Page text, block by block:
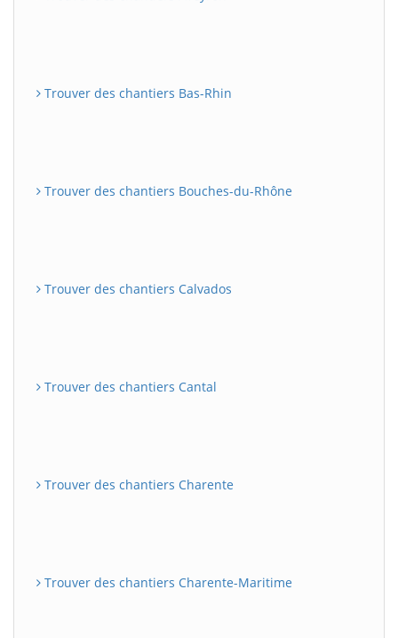
Trouver des chantiers Bas-Rhin
Trouver des chantiers Bouches-du-Rhône
Trouver des chantiers Calvados
Trouver des chantiers Cantal
Trouver des chantiers Charente
Trouver des chantiers Charente-Maritime